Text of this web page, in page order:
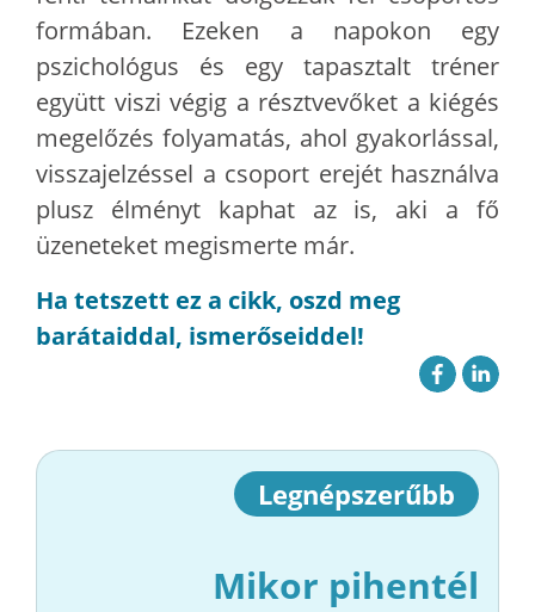
formában. Ezeken a napokon egy
pszichológus és egy tapasztalt tréner
együtt viszi végig a résztvevőket a kiégés
megelőzés folyamatás, ahol gyakorlással,
visszajelzéssel a csoport erejét használva
plusz élményt kaphat az is, aki a fő
üzeneteket megismerte már.
Ha tetszett ez a cikk, oszd meg
barátaiddal, ismerőseiddel!
Legnépszerűbb
Mikor pihentél